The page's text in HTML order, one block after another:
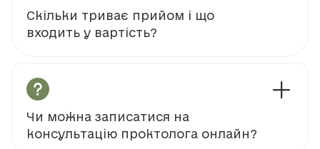
Скільки триває прийом і що
входить у вартість?
Чи можна записатися на
консультацію проктолога онлайн?